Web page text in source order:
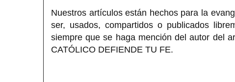
Nuestros artículos están hechos para la
ser, usados, compartidos o publicados
siempre que se haga mención del autor del
CATÓLICO DEFIENDE TU FE.